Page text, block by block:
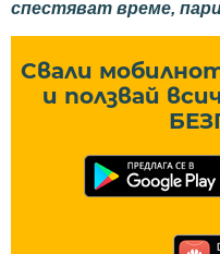
спестяват време,
Свали
и ползвай